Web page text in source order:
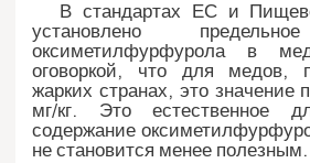
В стандартах ЕС и
установлено
оксиметилфурфурола в
оговоркой, что для медов,
жарких странах, это значение
мг/кг. Это естественное
содержание
не становится менее полезным.